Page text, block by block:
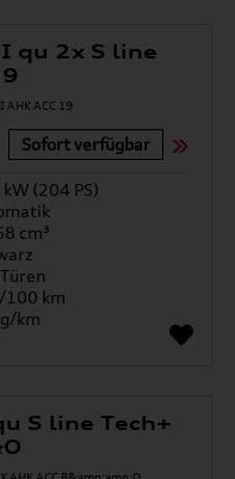
qu 2x S line
Sofort verfügbar
(204 PS)
cm³
100 km
km
S line Tech+